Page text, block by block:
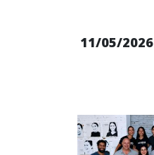
11/05/2026